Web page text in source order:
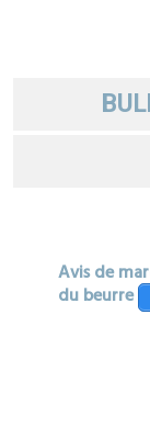
Avis de
du beurre